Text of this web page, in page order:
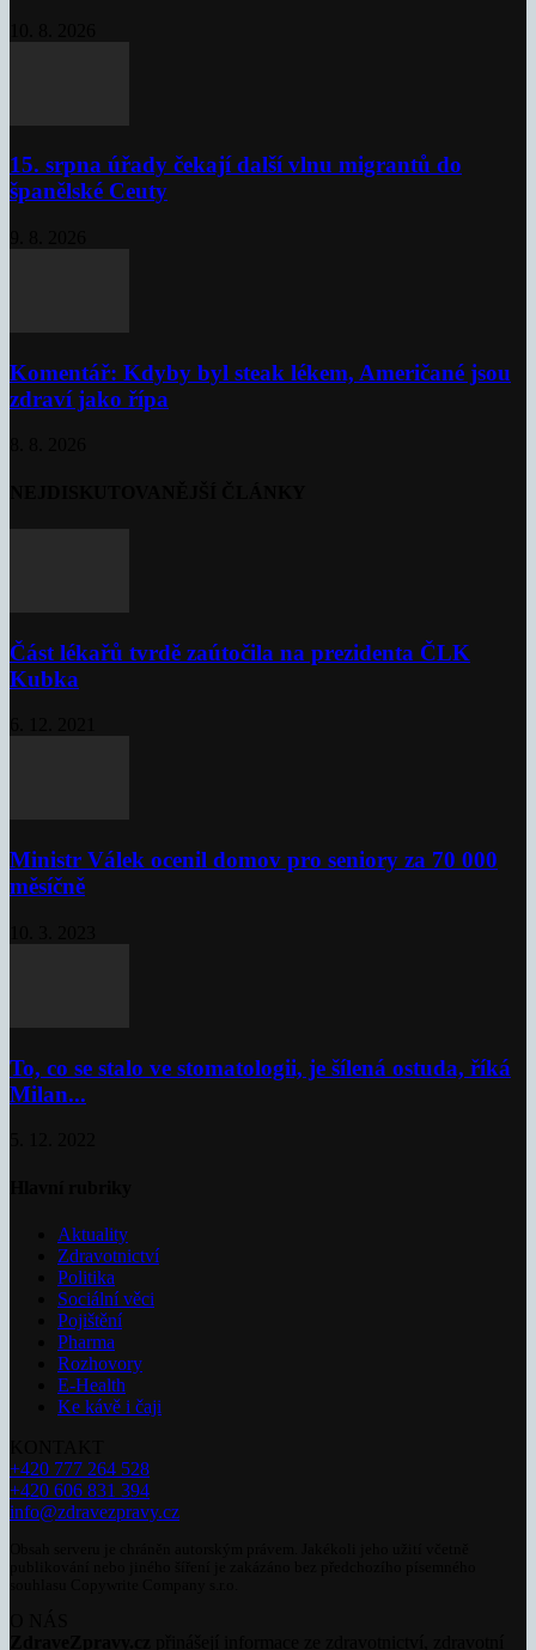
15. srpna úřady čekají další vlnu migrantů do
španělské Ceuty
Komentář: Kdyby byl steak lékem, Američané jsou
zdraví jako řípa
Část lékařů tvrdě zaútočila na prezidenta ČLK
Kubka
Ministr Válek ocenil domov pro seniory za 70 000
měsíčně
To, co se stalo ve stomatologii, je šílená ostuda, říká
Milan...
Aktuality
Zdravotnictví
Politika
Sociální věci
Pojištění
Pharma
Rozhovory
E-Health
Ke kávě i čaji
+420 777 264 528
+420 606 831 394
info@zdravezpravy.cz